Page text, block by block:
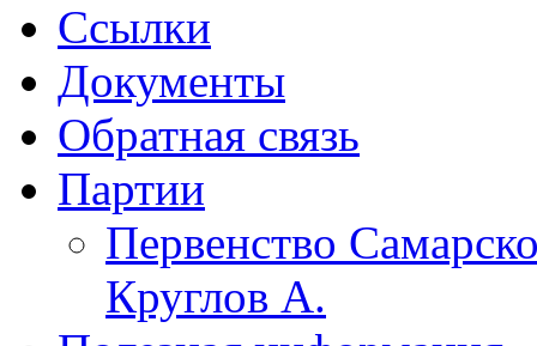
Ссылки
Документы
Обратная связь
Партии
Первенство
Круглов А.